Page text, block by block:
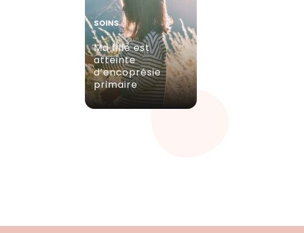
SOINS
Ma fille est
atteinte
d’encoprésie
primaire